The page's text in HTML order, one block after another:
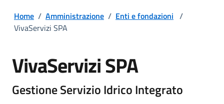
Home / Amministrazione / Enti e fondazioni /
VivaServizi SPA
VivaServizi SPA
Gestione Servizio Idrico Integrato